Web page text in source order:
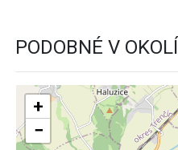
PODOBNÉ V OKOLÍ
+
−